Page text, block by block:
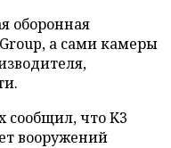
оборонная
а сами камеры
сообщил, что K3
вооружений